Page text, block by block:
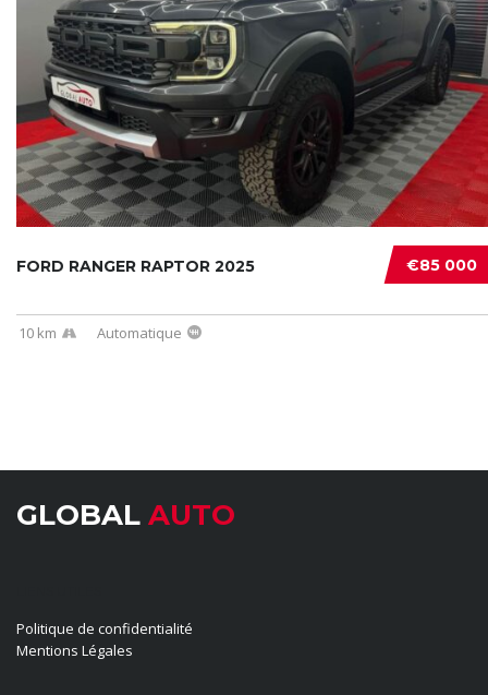
€85 000
FORD RANGER RAPTOR 2025
10 km Automatique
GLOBAL AUTO
Politique de confidentialité
Mentions Légales